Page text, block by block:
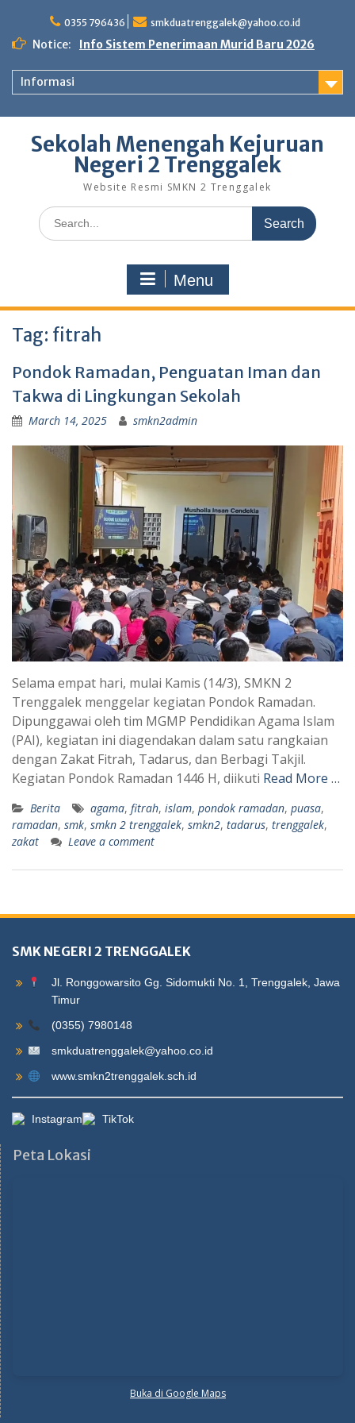
content
0355 796436 smkduatrenggalek@yahoo.co.id
Notice: Info Sistem Penerimaan Murid Baru 2026
Informasi
Sekolah Menengah Kejuruan
Negeri 2 Trenggalek
Website Resmi SMKN 2 Trenggalek
Search
for:
Menu
Tag: fitrah
Pondok Ramadan, Penguatan Iman dan
Takwa di Lingkungan Sekolah
March 14, 2025 smkn2admin
Selama empat hari, mulai Kamis (14/3), SMKN 2
Trenggalek menggelar kegiatan Pondok Ramadan.
Dipunggawai oleh tim MGMP Pendidikan Agama Islam
(PAI), kegiatan ini diagendakan dalam satu rangkaian
dengan Zakat Fitrah, Tadarus, dan Berbagi Takjil.
Kegiatan Pondok Ramadan 1446 H, diikuti Read More …
Berita agama, fitrah, islam, pondok ramadan, puasa,
ramadan, smk, smkn 2 trenggalek, smkn2, tadarus, trenggalek,
zakat
Leave a comment
SMK NEGERI 2 TRENGGALEK
Jl. Ronggowarsito Gg. Sidomukti No. 1, Trenggalek, Jawa
Timur
(0355) 7980148
smkduatrenggalek@yahoo.co.id
www.smkn2trenggalek.sch.id
Instagram TikTok
Peta Lokasi
Buka di Google Maps